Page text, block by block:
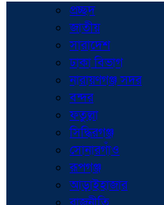
প্রচ্ছদ
জাতীয়
সারাদেশ
ঢাকা বিভাগ
নারায়ণগঞ্জ সদর
বন্দর
ফতুল্লা
সিদ্ধিরগঞ্জ
সোনারগাঁও
রূপগঞ্জ
আড়াইহাজার